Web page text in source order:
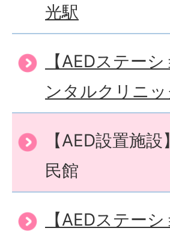
光駅
【AEDステー
ンタルクリニッ
【AED設置施
民館
【AEDステー